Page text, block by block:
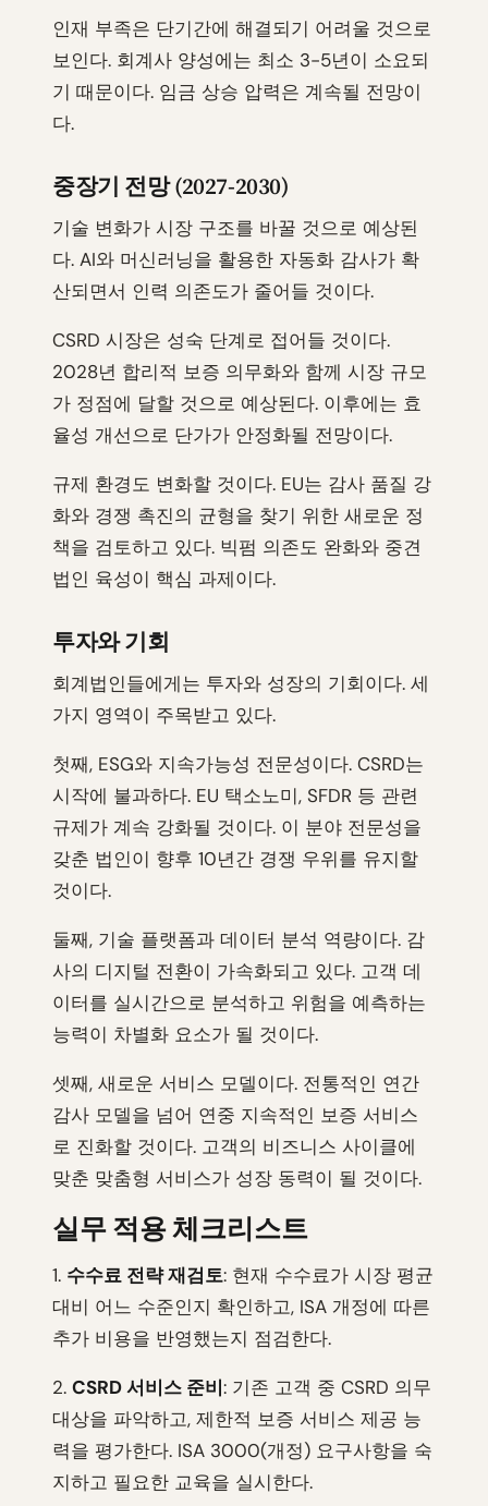
인재 부족은 단기간에 해결되기 어려울 것으로
보인다. 회계사 양성에는 최소 3-5년이 소요되
기 때문이다. 임금 상승 압력은 계속될 전망이
다.
중장기 전망 (2027-2030)
기술 변화가 시장 구조를 바꿀 것으로 예상된
다. AI와 머신러닝을 활용한 자동화 감사가 확
산되면서 인력 의존도가 줄어들 것이다.
CSRD 시장은 성숙 단계로 접어들 것이다.
2028년 합리적 보증 의무화와 함께 시장 규모
가 정점에 달할 것으로 예상된다. 이후에는 효
율성 개선으로 단가가 안정화될 전망이다.
규제 환경도 변화할 것이다. EU는 감사 품질 강
화와 경쟁 촉진의 균형을 찾기 위한 새로운 정
책을 검토하고 있다. 빅펌 의존도 완화와 중견
법인 육성이 핵심 과제이다.
투자와 기회
회계법인들에게는 투자와 성장의 기회이다. 세
가지 영역이 주목받고 있다.
첫째, ESG와 지속가능성 전문성이다. CSRD는
시작에 불과하다. EU 택소노미, SFDR 등 관련
규제가 계속 강화될 것이다. 이 분야 전문성을
갖춘 법인이 향후 10년간 경쟁 우위를 유지할
것이다.
둘째, 기술 플랫폼과 데이터 분석 역량이다. 감
사의 디지털 전환이 가속화되고 있다. 고객 데
이터를 실시간으로 분석하고 위험을 예측하는
능력이 차별화 요소가 될 것이다.
셋째, 새로운 서비스 모델이다. 전통적인 연간
감사 모델을 넘어 연중 지속적인 보증 서비스
로 진화할 것이다. 고객의 비즈니스 사이클에
맞춘 맞춤형 서비스가 성장 동력이 될 것이다.
실무 적용 체크리스트
1. 수수료 전략 재검토: 현재 수수료가 시장 평균
대비 어느 수준인지 확인하고, ISA 개정에 따른
추가 비용을 반영했는지 점검한다.
2. CSRD 서비스 준비: 기존 고객 중 CSRD 의무
대상을 파악하고, 제한적 보증 서비스 제공 능
력을 평가한다. ISA 3000(개정) 요구사항을 숙
지하고 필요한 교육을 실시한다.